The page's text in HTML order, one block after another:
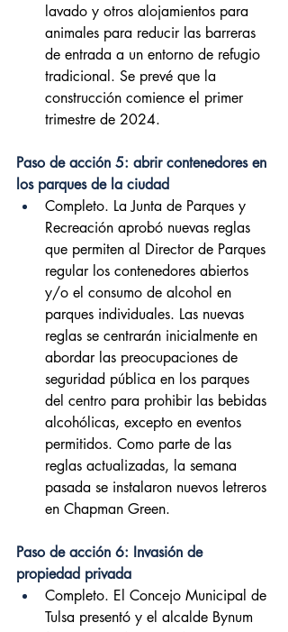
lavado y otros alojamientos para
animales para reducir las barreras
de entrada a un entorno de refugio
tradicional. Se prevé que la
construcción comience el primer
trimestre de 2024.
Paso de acción 5: abrir contenedores en
los parques de la ciudad
Completo. La Junta de Parques y
Recreación aprobó nuevas reglas
que permiten al Director de Parques
regular los contenedores abiertos
y/o el consumo de alcohol en
parques individuales. Las nuevas
reglas se centrarán inicialmente en
abordar las preocupaciones de
seguridad pública en los parques
del centro para prohibir las bebidas
alcohólicas, excepto en eventos
permitidos. Como parte de las
reglas actualizadas, la semana
pasada se instalaron nuevos letreros
en Chapman Green.
Paso de acción 6: Invasión de
propiedad privada
Completo. El Concejo Municipal de
Tulsa presentó y el alcalde Bynum